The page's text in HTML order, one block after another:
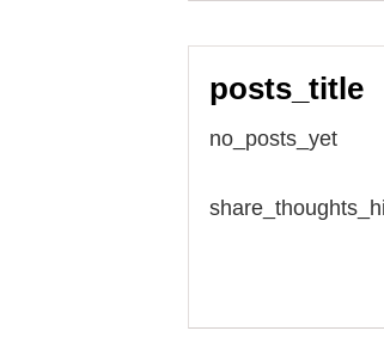
posts_title
no_posts_yet